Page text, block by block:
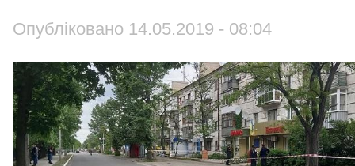
Опубліковано 14.05.2019 - 08:04